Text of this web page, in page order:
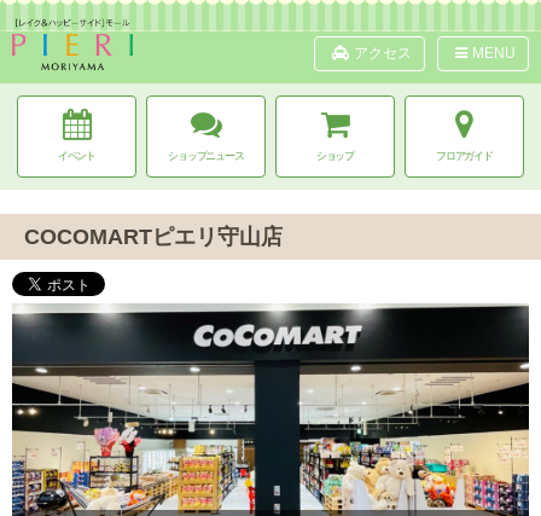
アクセス MENU
イベント ショップニュース ショップ フロアガイド
COCOMARTピエリ守山店